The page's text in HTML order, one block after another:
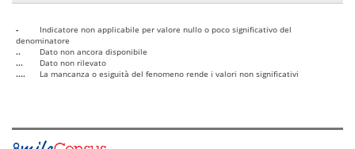
-
Indicatore non applicabile per valore nullo o poco significativo del
denominatore
..
Dato non ancora disponibile
...
Dato non rilevato
....
La mancanza o esiguità del fenomeno rende i valori non significativi